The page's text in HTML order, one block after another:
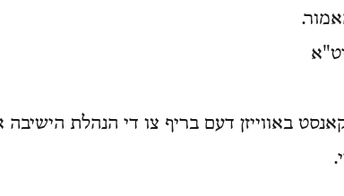
באווייזן דעם בריף צו די הנהלת הישיבה